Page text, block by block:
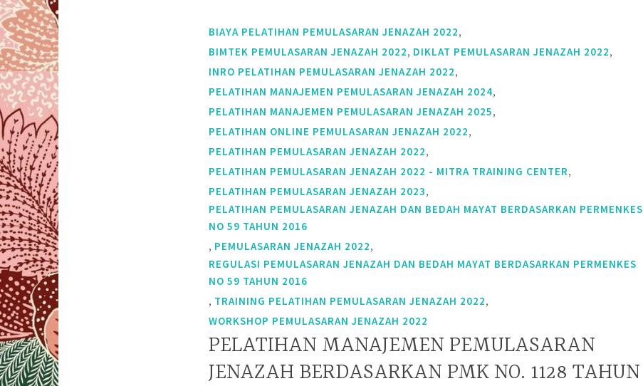
BIAYA PELATIHAN PEMULASARAN JENAZAH 2022,
BIMTEK PEMULASARAN JENAZAH 2022, DIKLAT PEMULASARAN JENAZAH 2022,
INRO PELATIHAN PEMULASARAN JENAZAH 2022,
PELATIHAN MANAJEMEN PEMULASARAN JENAZAH 2024,
PELATIHAN MANAJEMEN PEMULASARAN JENAZAH 2025,
PELATIHAN ONLINE PEMULASARAN JENAZAH 2022,
PELATIHAN PEMULASARAN JENAZAH 2022,
PELATIHAN PEMULASARAN JENAZAH 2022 - MITRA TRAINING CENTER,
PELATIHAN PEMULASARAN JENAZAH 2023,
PELATIHAN PEMULASARAN JENAZAH DAN BEDAH MAYAT BERDASARKAN PERMENKES
NO 59 TAHUN 2016
, PEMULASARAN JENAZAH 2022,
REGULASI PEMULASARAN JENAZAH DAN BEDAH MAYAT BERDASARKAN PERMENKES
NO 59 TAHUN 2016
, TRAINING PELATIHAN PEMULASARAN JENAZAH 2022,
WORKSHOP PEMULASARAN JENAZAH 2022
PELATIHAN MANAJEMEN PEMULASARAN
JENAZAH BERDASARKAN PMK NO. 1128 TAHUN